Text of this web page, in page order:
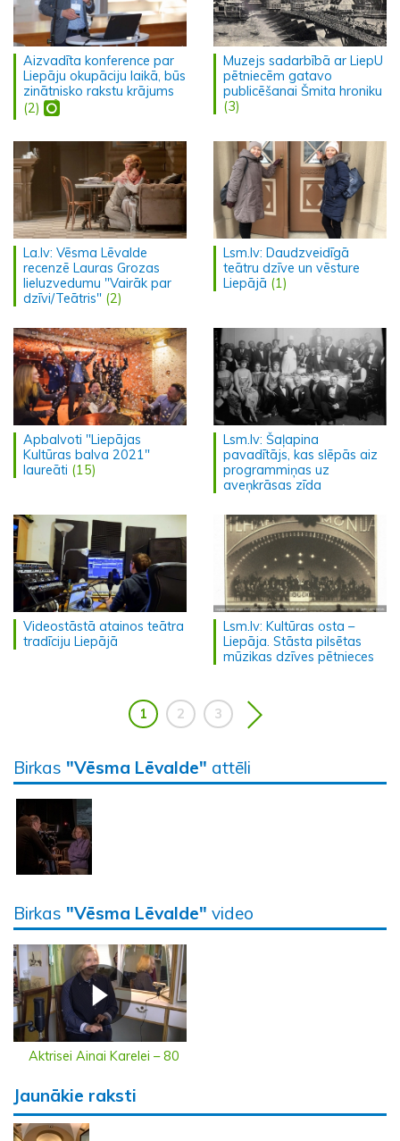
Aizvadīta konference par
Liepāju okupāciju laikā, būs
zinātnisko rakstu krājums
(2)
Muzejs sadarbībā ar LiepU
pētniecēm gatavo
publicēšanai Šmita hroniku
(3)
La.lv: Vēsma Lēvalde
recenzē Lauras Grozas
lieluzvedumu "Vairāk par
dzīvi/Teātris" (2)
Lsm.lv: Daudzveidīgā
teātru dzīve un vēsture
Liepājā (1)
Apbalvoti "Liepājas
Kultūras balva 2021"
laureāti (15)
Lsm.lv: Šaļapina
pavadītājs, kas slēpās aiz
programmiņas uz
aveņkrāsas zīda
Videostāstā atainos teātra
tradīciju Liepājā
Lsm.lv: Kultūras osta –
Liepāja. Stāsta pilsētas
mūzikas dzīves pētnieces
1 2 3
Birkas "Vēsma Lēvalde" attēli
Birkas "Vēsma Lēvalde" video
Aktrisei Ainai Karelei – 80
Jaunākie raksti